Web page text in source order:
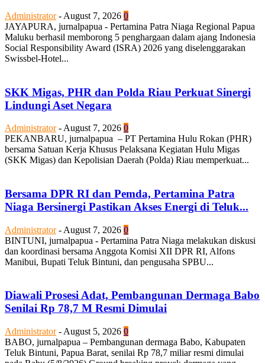
Administrator - August 7, 2026 0
JAYAPURA, jurnalpapua - Pertamina Patra Niaga Regional Papua
Maluku berhasil memborong 5 penghargaan dalam ajang Indonesia
Social Responsibility Award (ISRA) 2026 yang diselenggarakan
Swissbel-Hotel...
SKK Migas, PHR dan Polda Riau Perkuat Sinergi
Lindungi Aset Negara
Administrator - August 7, 2026 0
PEKANBARU, jurnalpapua – PT Pertamina Hulu Rokan (PHR)
bersama Satuan Kerja Khusus Pelaksana Kegiatan Hulu Migas
(SKK Migas) dan Kepolisian Daerah (Polda) Riau memperkuat...
Bersama DPR RI dan Pemda, Pertamina Patra
Niaga Bersinergi Pastikan Akses Energi di Teluk...
Administrator - August 7, 2026 0
BINTUNI, jurnalpapua - Pertamina Patra Niaga melakukan diskusi
dan koordinasi bersama Anggota Komisi XII DPR RI, Alfons
Manibui, Bupati Teluk Bintuni, dan pengusaha SPBU...
Diawali Prosesi Adat, Pembangunan Dermaga Babo
Senilai Rp 78,7 M Resmi Dimulai
Administrator - August 5, 2026 0
BABO, jurnalpapua – Pembangunan dermaga Babo, Kabupaten
Teluk Bintuni, Papua Barat, senilai Rp 78,7 miliar resmi dimulai